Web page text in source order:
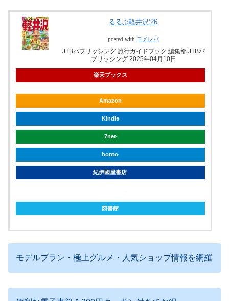
るるぶ軽井沢’26
posted with ヨメレバ
JTBパブリッシング 旅行ガイドブック 編集部 JTBパ
ブリッシング 2025年04月10日
楽天ブックス
Amazon
Kindle
7net
honto
紀伊國屋書店
図書館
モデルプラン・極上グルメ・人気ショップ情報を網羅